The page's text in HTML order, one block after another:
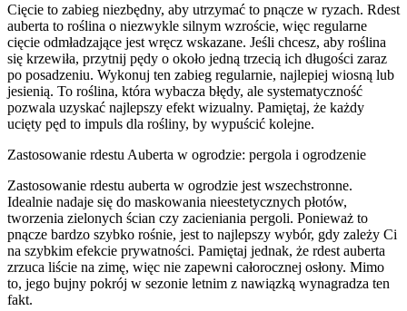
Cięcie to zabieg niezbędny, aby utrzymać to pnącze w ryzach. Rdest
auberta to roślina o niezwykle silnym wzroście, więc regularne
cięcie odmładzające jest wręcz wskazane. Jeśli chcesz, aby roślina
się krzewiła, przytnij pędy o około jedną trzecią ich długości zaraz
po posadzeniu. Wykonuj ten zabieg regularnie, najlepiej wiosną lub
jesienią. To roślina, która wybacza błędy, ale systematyczność
pozwala uzyskać najlepszy efekt wizualny. Pamiętaj, że każdy
ucięty pęd to impuls dla rośliny, by wypuścić kolejne.
Zastosowanie rdestu Auberta w ogrodzie: pergola i ogrodzenie
Zastosowanie rdestu auberta w ogrodzie jest wszechstronne.
Idealnie nadaje się do maskowania nieestetycznych płotów,
tworzenia zielonych ścian czy zacieniania pergoli. Ponieważ to
pnącze bardzo szybko rośnie, jest to najlepszy wybór, gdy zależy Ci
na szybkim efekcie prywatności. Pamiętaj jednak, że rdest auberta
zrzuca liście na zimę, więc nie zapewni całorocznej osłony. Mimo
to, jego bujny pokrój w sezonie letnim z nawiązką wynagradza ten
fakt.